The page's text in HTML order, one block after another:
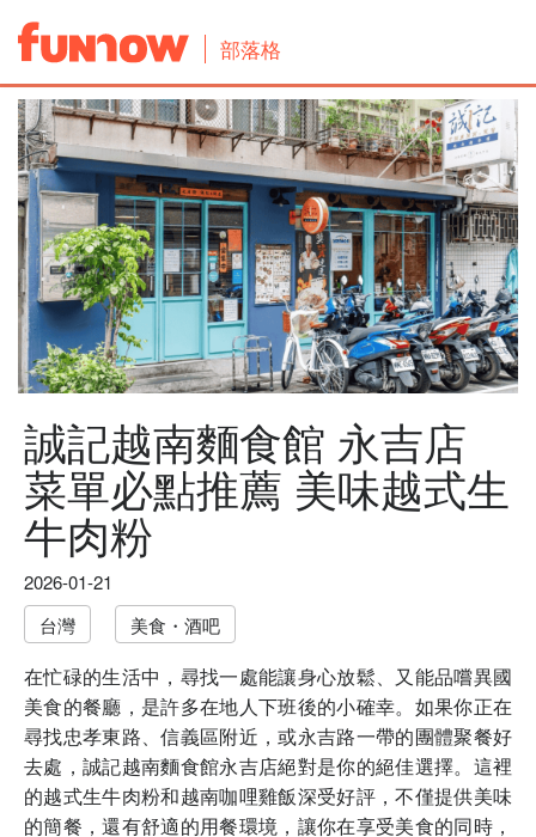
部落格
誠記越南麵食館 永吉店
菜單必點推薦 美味越式生
牛肉粉
2026-01-21
台灣
美食・酒吧
在忙碌的生活中，尋找一處能讓身心放鬆、又能品嚐異國
美食的餐廳，是許多在地人下班後的小確幸。如果你正在
尋找忠孝東路、信義區附近，或永吉路一帶的團體聚餐好
去處，誠記越南麵食館永吉店絕對是你的絕佳選擇。這裡
的越式生牛肉粉和越南咖哩雞飯深受好評，不僅提供美味
的簡餐，還有舒適的用餐環境，讓你在享受美食的同時，